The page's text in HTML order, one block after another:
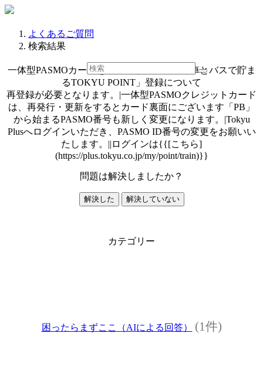
よくあるご質問
検索結果
一体型PASMOカードを再発行した際の「電車とバスで貯ま
るTOKYU POINT」登録について
再登録が必要となります。|一体型PASMOクレジットカード
は、再発行・更新をするとカード裏面にございます「PB」
から始まるPASMO番号も新しく変更になります。|Tokyu
Plusへログインいただき、PASMO ID番号の変更をお願いい
たします。||ログインは{{[こちら]
(https://plus.tokyu.co.jp/my/point/train)}}
問題は解決しましたか？
解決した 解決していない
カテゴリー
困ったらまずここ（AIによる回答） (1件)